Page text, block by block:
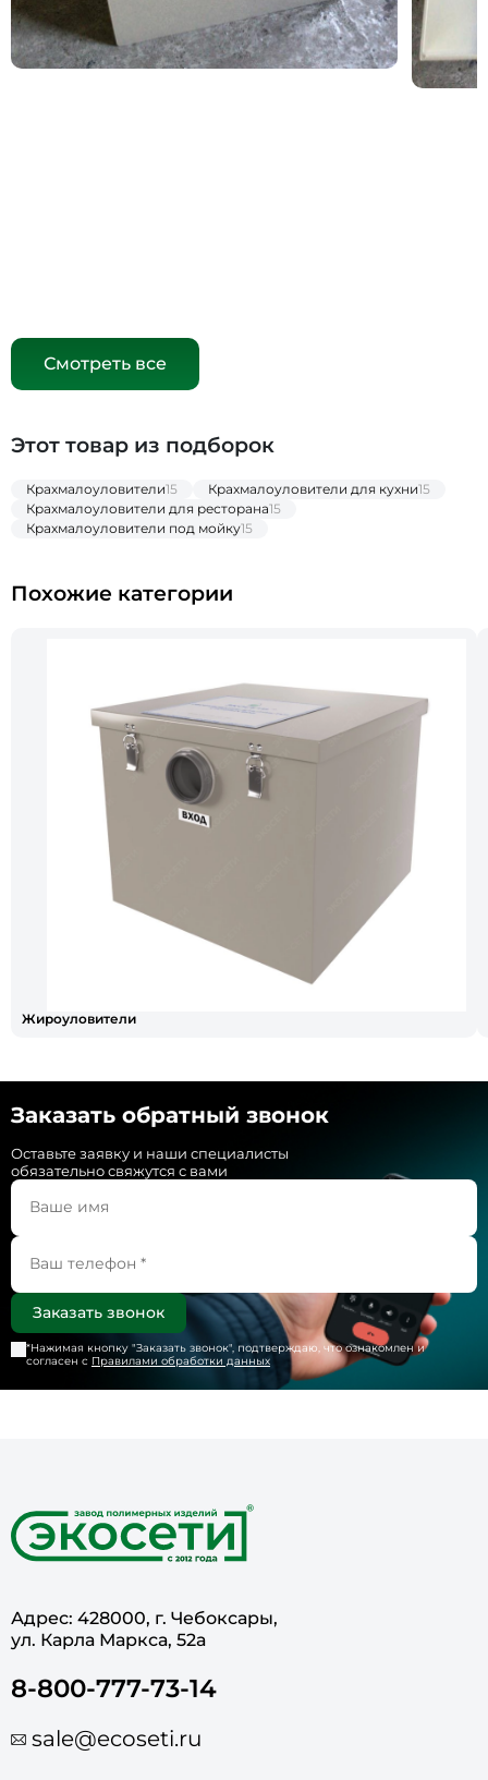
Смотреть все
Этот товар из подборок
Крахмалоуловители15 Крахмалоуловители для кухни15
Крахмалоуловители для ресторана15
Крахмалоуловители под мойку15
Похожие категории
Жироуловители
Заказать обратный звонок
Оставьте заявку и наши специалисты
обязательно свяжутся с вами
*Нажимая кнопку "Заказать звонок", подтверждаю, что ознакомлен и
согласен с Правилами обработки данных
Адрес: 428000, г. Чебоксары,
ул. Карла Маркса, 52а
8-800-777-73-14
sale@ecoseti.ru